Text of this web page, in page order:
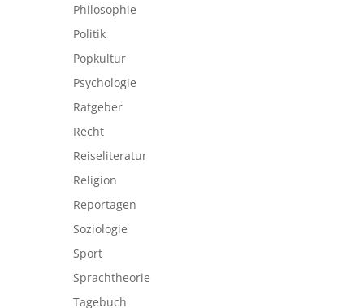
Philosophie
Politik
Popkultur
Psychologie
Ratgeber
Recht
Reiseliteratur
Religion
Reportagen
Soziologie
Sport
Sprachtheorie
Tagebuch